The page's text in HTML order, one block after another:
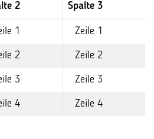
2 Spalte 3
1 Zeile 1
2 Zeile 2
3 Zeile 3
4 Zeile 4